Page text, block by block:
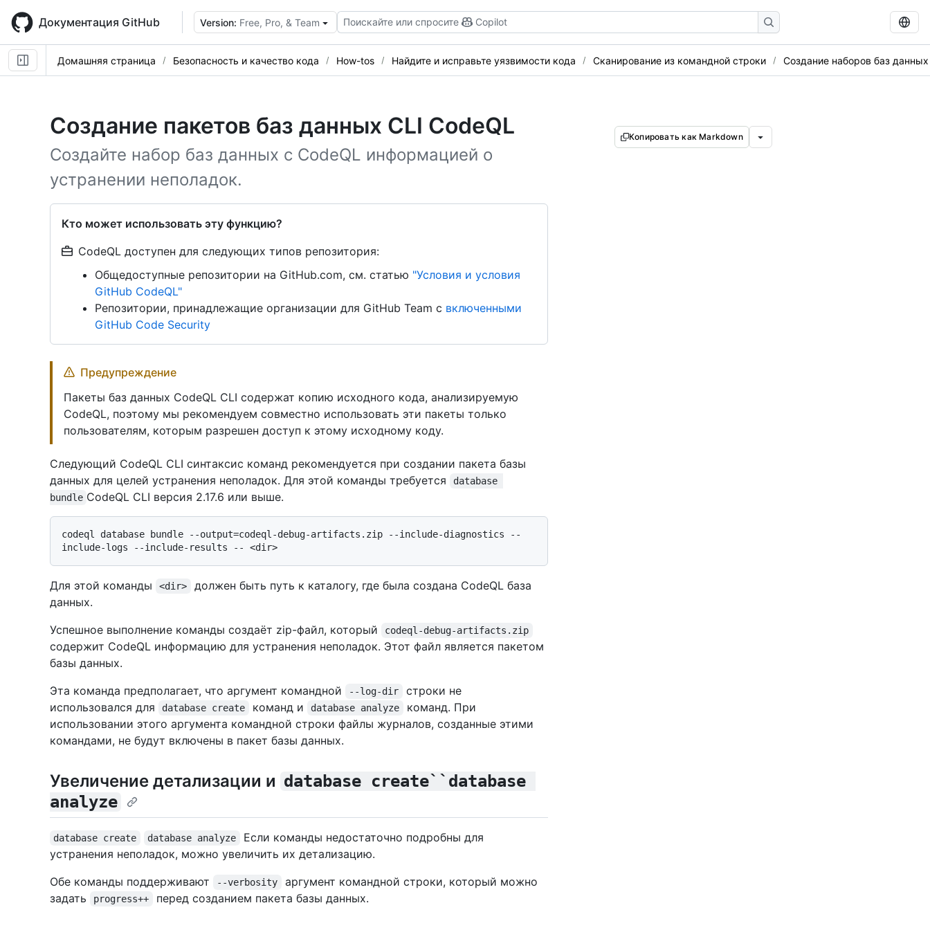
main
content
Документация GitHub Version: Free, Pro, & Team Поискайте или спросите Copilot
Домашняя страница Безопасность и качество кода How-tos Найдите и исправьте уязвимости кода Сканирование из командной строки Создание наборов баз данных
Создание пакетов баз данных CLI CodeQL
Создайте набор баз данных с CodeQL информацией о
устранении неполадок.
Кто может использовать эту функцию?
CodeQL доступен для следующих типов репозитория:
Общедоступные репозитории на GitHub.com, см. статью "Условия и условия
GitHub CodeQL"
Репозитории, принадлежащие организации для GitHub Team с включенными
GitHub Code Security
Копировать как Markdown
Предупреждение
Пакеты баз данных CodeQL CLI содержат копию исходного кода, анализируемую
CodeQL, поэтому мы рекомендуем совместно использовать эти пакеты только
пользователям, которым разрешен доступ к этому исходному коду.
Следующий CodeQL CLI синтаксис команд рекомендуется при создании пакета базы
данных для целей устранения неполадок. Для этой команды требуется
database
bundle CodeQL CLI версия 2.17.6 или выше.
codeql database bundle --output=codeql-debug-artifacts.zip --include-diagnostics --
Для этой команды <dir>
должен быть путь к каталогу, где была создана CodeQL база
данных.
Успешное выполнение команды создаёт zip-файл, который
codeql-debug-artifacts.zip
содержит CodeQL информацию для устранения неполадок. Этот файл является пакетом
базы данных.
Эта команда предполагает, что аргумент командной
--log-dir
строки не
использовался для
database create команд и database analyze
команд. При
использовании этого аргумента командной строки файлы журналов, созданные этими
командами, не будут включены в пакет базы данных.
Увеличение детализации и database create``database
analyze
database create database analyze
Если команды недостаточно подробны для
устранения неполадок, можно увеличить их детализацию.
Обе команды поддерживают
--verbosity
аргумент командной строки, который можно
задать
progress++ перед созданием пакета базы данных.